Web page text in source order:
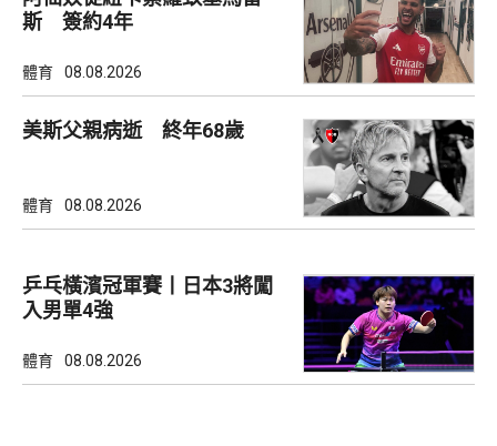
斯 簽約4年
體育 08.08.2026
美斯父親病逝 終年68歲
體育 08.08.2026
乒乓橫濱冠軍賽丨日本3將闖
入男單4強
體育 08.08.2026